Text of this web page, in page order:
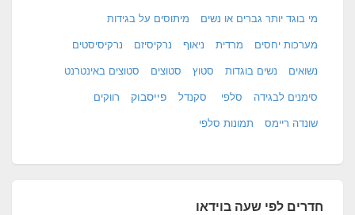
מי בוגד יותר גברים או נשים מיתוסים על בגידות
מערכות יחסים מרדית ניאוף נרקיסיזם נרקיסיסטים
נשואים נשים בוגדות סטוץ סטוצים סטוצים באינטרנט
סימנים לבגידה סלפי סקנדל פייסבוק רווקים
שונדה ריימס תמונות סלפי
חדרים לפי שעה בוידאו